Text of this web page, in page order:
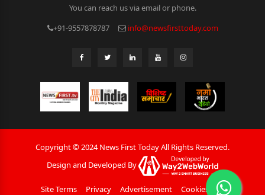
You can reach us via email or phone.
+91-9557878787
info@newsfirsttoday.com
Copyright © 2024 News First Today All Rights Reserved.
Design and Developed By
Site Terms Privacy Advertisement Cookies Policy